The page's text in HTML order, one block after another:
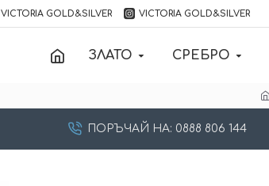
VICTORIA GOLD&SILVER VICTORIA GOLD&SILVER
ЗЛАТО СРЕБРО
ПОРЪЧАЙ НА: 0888 806 144